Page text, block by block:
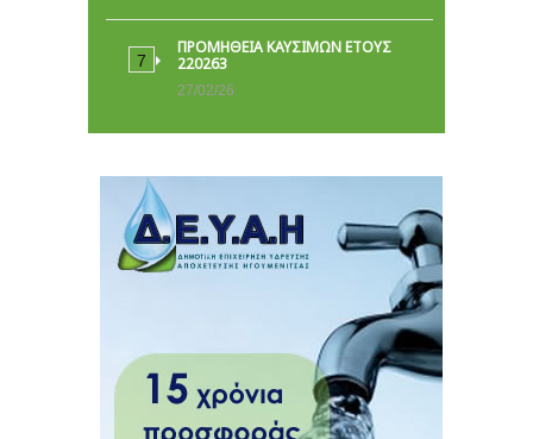
ΠΡΟΜΗΘΕΙΑ ΚΑΥΣΙΜΩΝ ΕΤΟΥΣ
220263
27/02/26